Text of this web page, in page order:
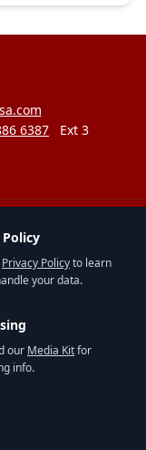
6387 Ext 3
Privacy Policyto learn
your data.
our Media Kitfor
info.